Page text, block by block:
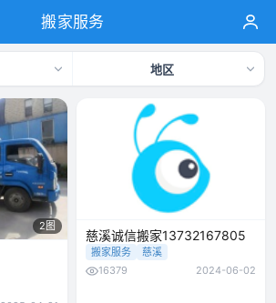
搬家服务
地区
2图
慈溪诚信搬家13732167805
搬家服务
慈溪
16379
2024-06-02